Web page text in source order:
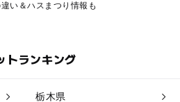
い＆ハスまつり情報も
トランキング
栃木県